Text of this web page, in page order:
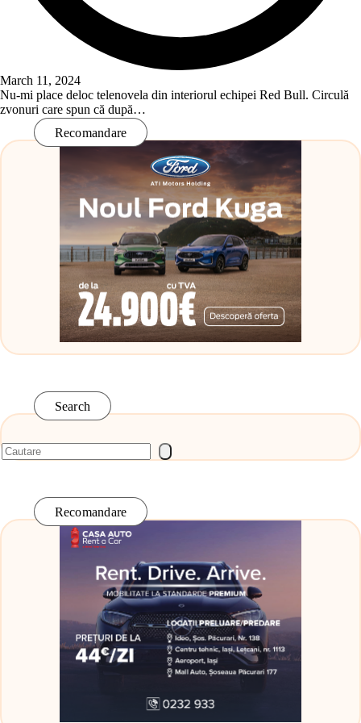
March 11, 2024
Nu-mi place deloc telenovela din interiorul echipei Red Bull. Circulă
zvonuri care spun că după…
Read More
Recomandare
Search
Recomandare